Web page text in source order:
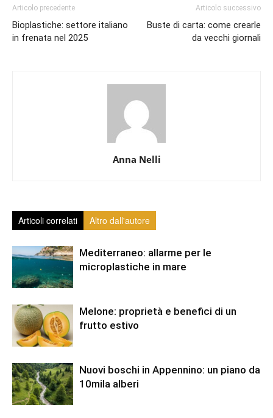
Articolo precedente
Bioplastiche: settore italiano
in frenata nel 2025
Articolo successivo
Buste di carta: come crearle
da vecchi giornali
Anna Nelli
Articoli correlati Altro dall'autore
Mediterraneo: allarme per le
microplastiche in mare
Melone: proprietà e benefici di un
frutto estivo
Nuovi boschi in Appennino: un piano da
10mila alberi